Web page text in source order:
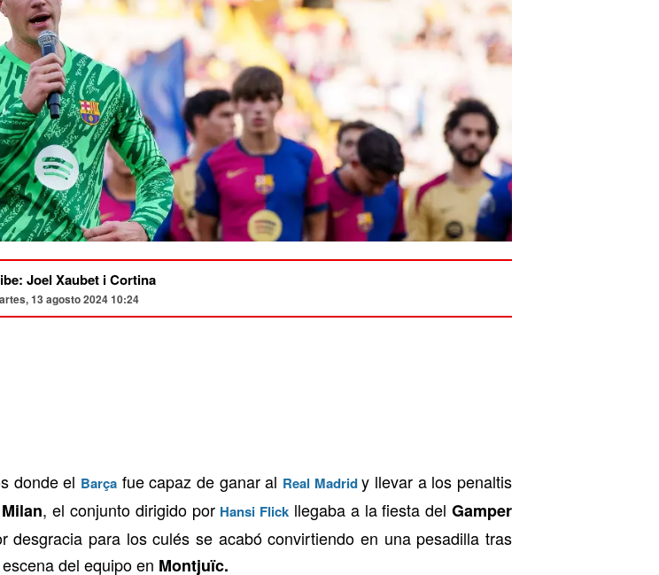
Joel Xaubet i Cortina
13 agosto 2024 10:24
donde el Barça fue capaz de ganar al Real Madrid y llevar a los penaltis
, el conjunto dirigido por Hansi Flick llegaba a la fiesta delGamper
para los culés se acabó convirtiendo en una pesadilla tras
del equipo en Montjuïc.